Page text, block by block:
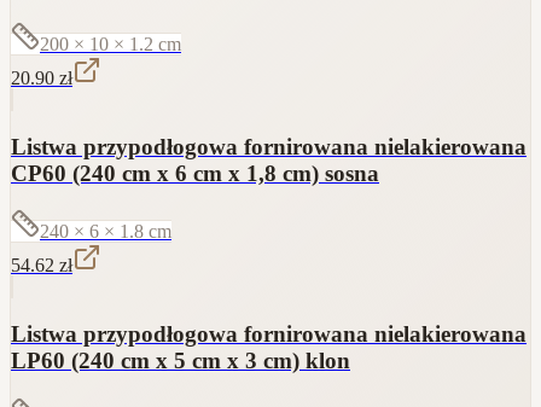
200 × 10 × 1.2 cm
20.90 zł
Listwa przypodłogowa fornirowana nielakierowana
CP60 (240 cm x 6 cm x 1,8 cm) sosna
240 × 6 × 1.8 cm
54.62 zł
Listwa przypodłogowa fornirowana nielakierowana
LP60 (240 cm x 5 cm x 3 cm) klon